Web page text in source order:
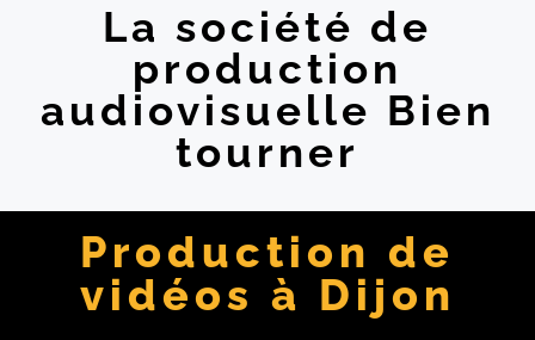
La société de
production
audiovisuelle Bien
tourner
Production de
vidéos à Dijon